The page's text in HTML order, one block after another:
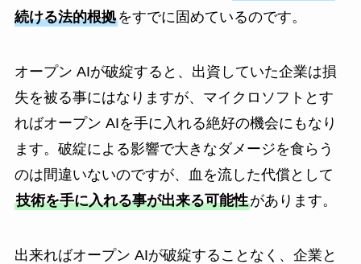
続ける法的根拠をすでに固めているのです。
オープン AIが破綻すると、出資していた企業は損
失を被る事にはなりますが、マイクロソフトとす
ればオープン AIを手に入れる絶好の機会にもなり
ます。破綻による影響で大きなダメージを食らう
のは間違いないのですが、血を流した代償として
技術を手に入れる事が出来る可能性があります。
出来ればオープン AIが破綻することなく、企業と